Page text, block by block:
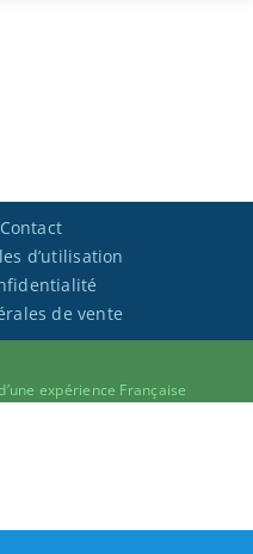
Contact
d’utilisation
de vente
expérience Française